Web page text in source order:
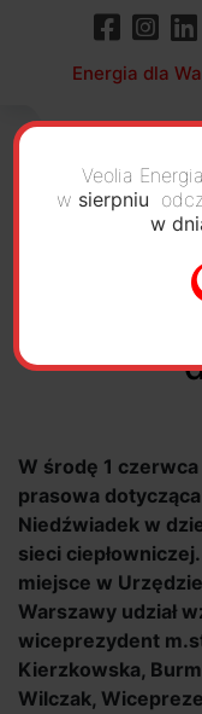
Energia dla
W środę 1
prasowa
Niedźwiadek w
sieci
miejsce w
Warszawy udział
wiceprezydent
Kierzkowska,
Wilczak,
Veolia
w sierpniu
w